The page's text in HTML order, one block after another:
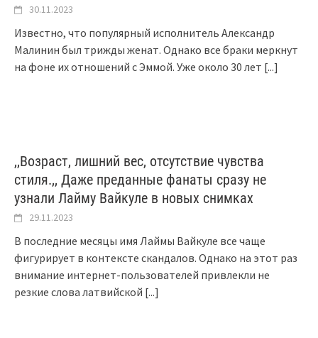
30.11.2023
Известно, что популярный исполнитель Александр
Малинин был трижды женат. Однако все браки меркнут
на фоне их отношений с Эммой. Уже около 30 лет [...]
,,Возраст, лишний вес, отсутствие чувства
стиля.,, Даже преданные фанаты сразу не
узнали Лайму Вайкуле в новых снимках
29.11.2023
В последние месяцы имя Лаймы Вайкуле все чаще
фигурирует в контексте скандалов. Однако на этот раз
внимание интернет-пользователей привлекли не
резкие слова латвийской [...]